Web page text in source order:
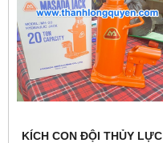
KÍCH CON ĐỘI THỦY LỰC